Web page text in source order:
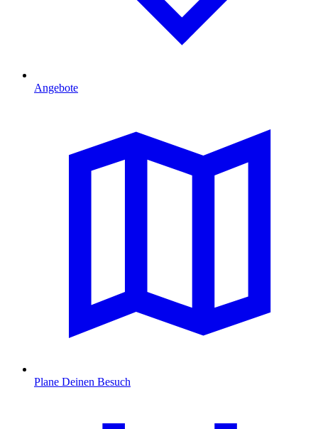
Angebote
Plane Deinen Besuch